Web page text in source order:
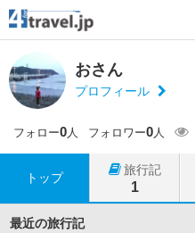
おさん
プロフィール
フォロー0人 フォロワー0人
トップ
旅行記
1
最近の旅行記